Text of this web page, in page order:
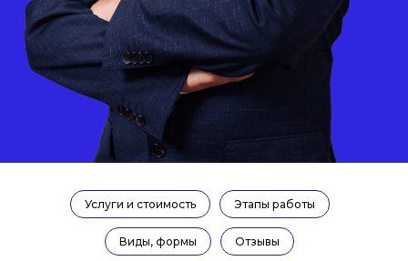
Услуги и стоимость Этапы работы
Виды, формы Отзывы